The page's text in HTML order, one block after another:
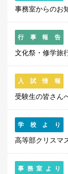
入試要項・出願書類
公開行事の紹介
入学金・学費
入試結果
入学試験問題
海外に住む中学生の
スクールガイド
志願者速報
合格者発表
INFORMATION
事務室からのお
行事報告
文化祭・修学旅
入試情報
受験生の皆さん
学校より
高等部クリスマ
事務室より